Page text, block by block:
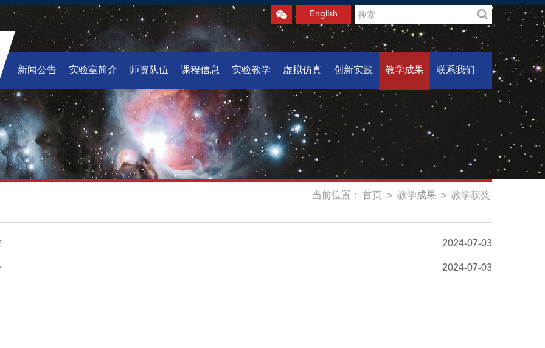
English
新闻公告 实验室简介 师资队伍 课程信息 实验教学 虚拟仿真 创新实践 教学成果 联系我们
当前位置： 首页 > 教学成果 > 教学获奖
2024-07-03
2024-07-03